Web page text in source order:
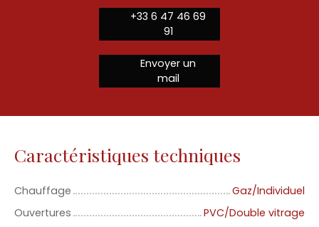
+33 6 47 46 69
91
Envoyer un
mail
Caractéristiques techniques
Chauffage
Gaz/Individuel
Ouvertures
PVC/Double vitrage